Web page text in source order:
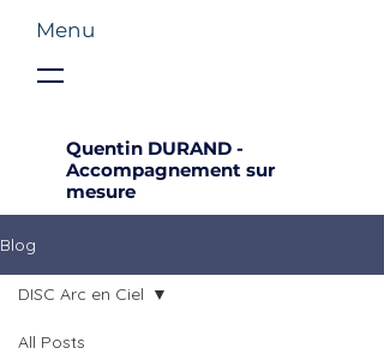
Quentin DURAND -
Accompagnement sur
mesure
Menu
Blog
All Posts
DISC Arc en Ciel